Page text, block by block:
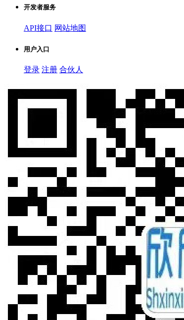
开发者服务
API接口 网站地图
用户入口
登录 注册 合伙人